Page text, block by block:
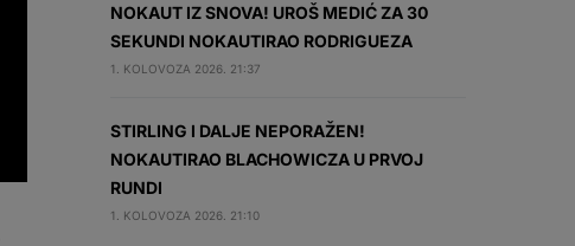
NOKAUT IZ SNOVA! UROŠ MEDIĆ ZA 30
SEKUNDI NOKAUTIRAO RODRIGUEZA
1. KOLOVOZA 2026. 21:37
STIRLING I DALJE NEPORAŽEN!
NOKAUTIRAO BLACHOWICZA U PRVOJ
RUNDI
1. KOLOVOZA 2026. 21:10